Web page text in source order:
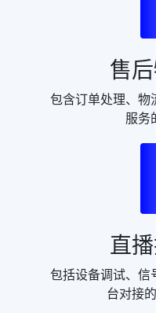
售
包含订单处理、物
服务
直
包括设备调试、信
台对接